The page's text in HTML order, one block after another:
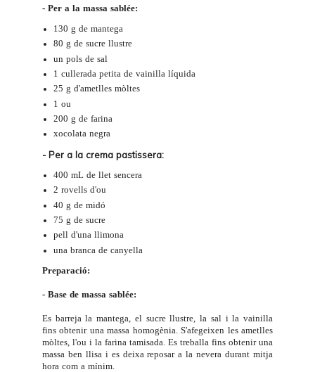
- Per a la massa sablée:
130 g de mantega
80 g de sucre llustre
un pols de sal
1 cullerada petita de vainilla líquida
25 g d'ametlles mòltes
1 ou
200 g de farina
xocolata negra
- Per a la crema pastissera:
400 mL de llet sencera
2 rovells d'ou
40 g de midó
75 g de sucre
pell d'una llimona
una branca de canyella
Preparació:
- Base de massa sablée:
Es barreja la mantega, el sucre llustre, la sal i la vainilla
fins obtenir una massa homogènia. S'afegeixen les ametlles
mòltes, l'ou i la farina tamisada. Es treballa fins obtenir una
massa ben llisa i es deixa reposar a la nevera durant mitja
hora com a mínim.